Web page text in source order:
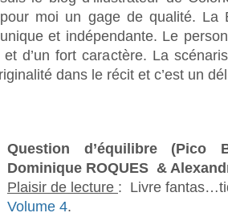
pour moi un gage de qualité. La
unique et indépendante. Le
d’un fort caractère. La
dans le récit et c’est un
Question d’équilibre (Pico
Dominique ROQUES &
Plaisir de lecture : Livre
Volume 4.